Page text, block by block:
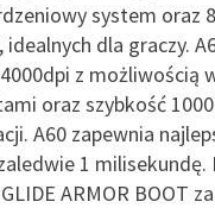
system oraz 8
dla graczy.
z możliwością
oraz szybkość
A60 zapewnia
1 milisekundę.
ARMOR BOOT